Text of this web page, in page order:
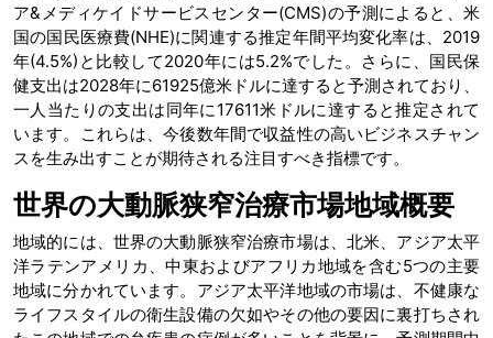
ア&メディケイドサービスセンター(CMS)の予測によると、米
国の国民医療費(NHE)に関連する推定年間平均変化率は、2019
年(4.5%)と比較して2020年には5.2%でした。さらに、国民保
健支出は2028年に61925億米ドルに達すると予測されており、
一人当たりの支出は同年に17611米ドルに達すると推定されて
います。これらは、今後数年間で収益性の高いビジネスチャン
スを生み出すことが期待される注目すべき指標です。
世界の大動脈狭窄治療市場地域概要
地域的には、世界の大動脈狭窄治療市場は、北米、アジア太平
洋ラテンアメリカ、中東およびアフリカ地域を含む5つの主要
地域に分かれています。アジア太平洋地域の市場は、不健康な
ライフスタイルの衛生設備の欠如やその他の要因に裏打ちされ